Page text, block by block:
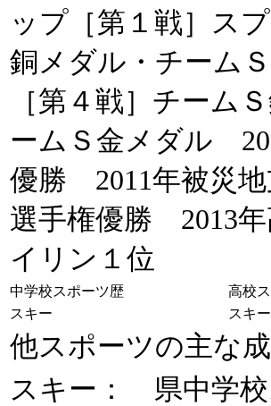
ップ［第１戦］ス
銅メダル・チーム
［第４戦］チーム
ームＳ金メダル
優勝 2011年被災
選手権優勝 2013
イリン１位
中学校スポーツ歴
高校
スキー
スキー
他スポーツの主な
スキー： 県中学